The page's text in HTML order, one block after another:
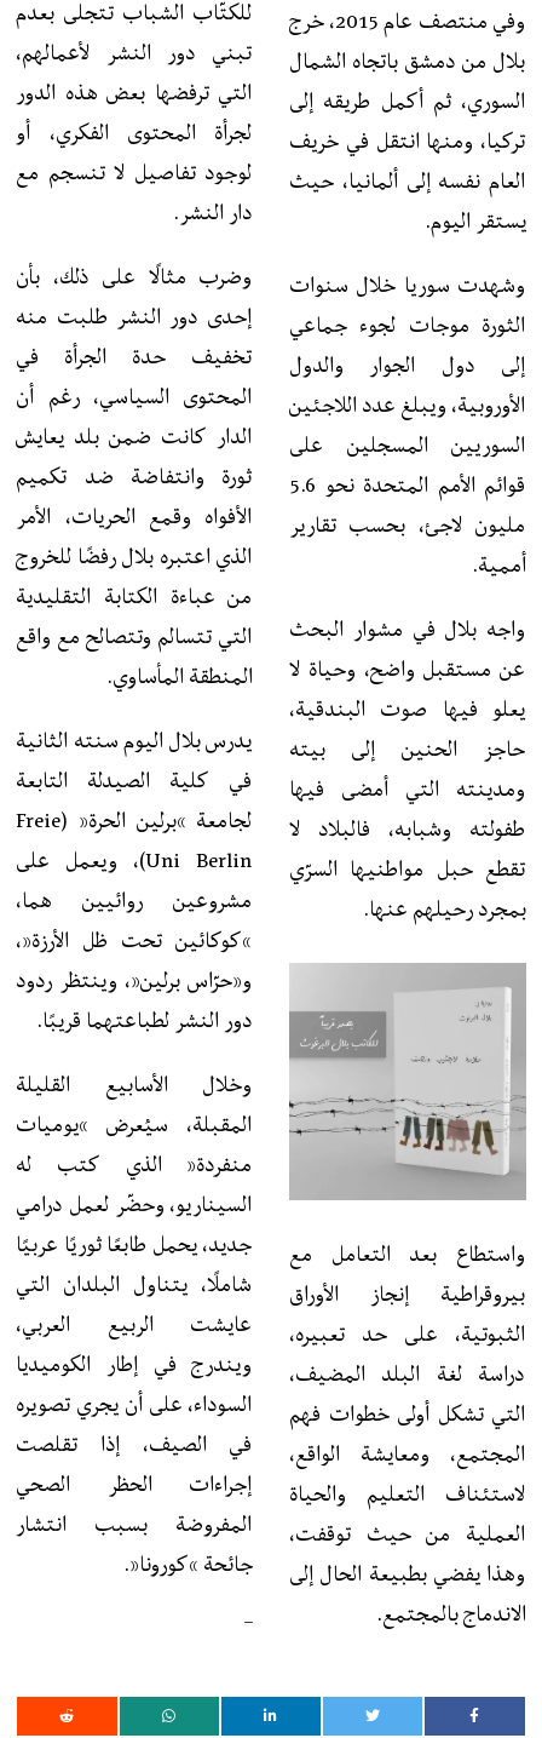
وفي منتصف عام 2015، خرج
بلال من دمشق باتجاه الشمال
السوري، ثم أكمل طريقه إلى
تركيا، ومنها انتقل في خريف
العام نفسه إلى ألمانيا، حيث
يستقر اليوم.
وشهدت سوريا خلال سنوات
الثورة موجات لجوء جماعي
إلى دول الجوار والدول
الأوروبية، ويبلغ عدد اللاجئين
السوريين المسجلين على
قوائم الأمم المتحدة نحو 5.6
مليون لاجئ، بحسب تقارير
أممية.
واجه بلال في مشوار البحث
عن مستقبل واضح، وحياة لا
يعلو فيها صوت البندقية،
حاجز الحنين إلى بيته
ومدينته التي أمضى فيها
طفولته وشبابه، فالبلاد لا
تقطع حبل مواطنيها السرّي
بمجرد رحيلهم عنها.
واستطاع بعد التعامل مع
بيروقراطية إنجاز الأوراق
الثبوتية، على حد تعبيره،
دراسة لغة البلد المضيف،
التي تشكل أولى خطوات فهم
المجتمع، ومعايشة الواقع،
لاستئناف التعليم والحياة
العملية من حيث توقفت،
وهذا يفضي بطبيعة الحال إلى
الاندماج بالمجتمع.
للكتّاب الشباب تتجلى بعدم
تبني دور النشر لأعمالهم،
التي ترفضها بعض هذه الدور
لجرأة المحتوى الفكري، أو
لوجود تفاصيل لا تنسجم مع
دار النشر.
وضرب مثالًا على ذلك، بأن
إحدى دور النشر طلبت منه
تخفيف حدة الجرأة في
المحتوى السياسي، رغم أن
الدار كانت ضمن بلد يعايش
ثورة وانتفاضة ضد تكميم
الأفواه وقمع الحريات، الأمر
الذي اعتبره بلال رفضًا للخروج
من عباءة الكتابة التقليدية
التي تتسالم وتتصالح مع واقع
المنطقة المأساوي.
يدرس بلال اليوم سنته الثانية
في كلية الصيدلة التابعة
لجامعة “برلين الحرة” (Freie
Uni Berlin)، ويعمل على
مشروعين روائيين هما،
“كوكائين تحت ظل الأرزة”،
و”حرّاس برلين”، وينتظر ردود
دور النشر لطباعتهما قريبًا.
وخلال الأسابيع القليلة
المقبلة، سيُعرض “يوميات
منفردة” الذي كتب له
السيناريو، وحضّر لعمل درامي
جديد، يحمل طابعًا ثوريًا عربيًا
شاملًا، يتناول البلدان التي
عايشت الربيع العربي،
ويندرج في إطار الكوميديا
السوداء، على أن يجري تصويره
في الصيف، إذا تقلصت
إجراءات الحظر الصحي
المفروضة بسبب انتشار
جائحة “كورونا”.
–